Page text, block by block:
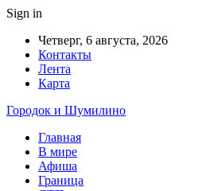
Sign in
Четверг, 6 августа, 2026
Контакты
Лента
Карта
Городок и Шумилино
Главная
В мире
Афиша
Граница